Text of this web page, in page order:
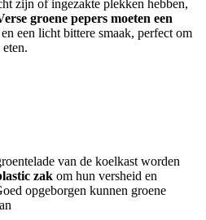
zijn of ingezakte plekken hebben,
groene pepers moeten een
en een licht bittere smaak, perfect om
van de koelkast worden
zak om hun versheid en
opgeborgen kunnen groene